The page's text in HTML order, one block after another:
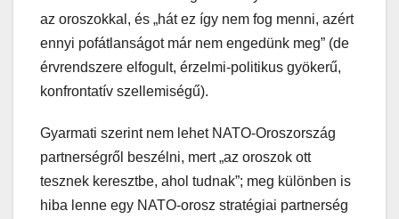
az oroszokkal, és „hát ez így nem fog menni, azért
ennyi pofátlanságot már nem engedünk meg” (de
érvrendszere elfogult, érzelmi-politikus gyökerű,
konfrontatív szellemiségű).
Gyarmati szerint nem lehet NATO-Oroszország
partnerségről beszélni, mert „az oroszok ott
tesznek keresztbe, ahol tudnak”; meg különben is
hiba lenne egy NATO-orosz stratégiai partnerség